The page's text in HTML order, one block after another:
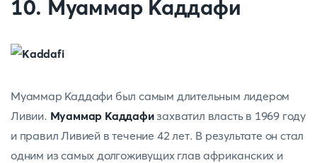
10. Муаммар Каддафи
Муаммар Каддафи был самым длительным лидером
Ливии. Муаммар Каддафизахватил власть в 1969 году
и правил Ливией в течение 42 лет. В результате он стал
одним из самых долгоживущих глав африканских и